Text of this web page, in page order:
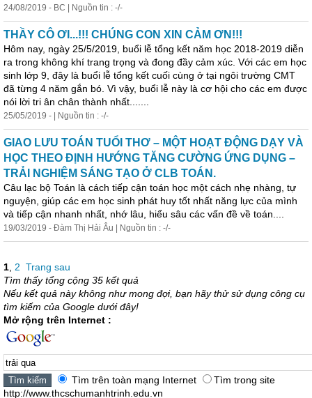
24/08/2019 - BC | Nguồn tin : -/-
THẦY CÔ ƠI...!!! CHÚNG CON XIN CẢM ƠN!!!
Hôm nay, ngày 25/5/2019, buổi lễ tổng kết năm học 2018-2019 diễn
ra trong không khí trang trọng và đong đầy cảm xúc. Với các em học
sinh lớp 9, đây là buổi lễ tổng kết cuối cùng ở tại ngôi trường CMT
đã từng 4 năm gắn bó. Vì vậy, buổi lễ này là cơ hội cho các em được
nói lời tri ân chân thành nhất.......
25/05/2019 - | Nguồn tin : -/-
GIAO LƯU TOÁN TUỔI THƠ – MỘT HOẠT ĐỘNG DẠY VÀ
HỌC THEO ĐỊNH HƯỚNG TĂNG CƯỜNG ỨNG DỤNG –
TRẢI NGHIỆM SÁNG TẠO Ở CLB TOÁN.
Câu lạc bộ Toán là cách tiếp cận toán học một cách nhẹ nhàng, tự
nguyện, giúp các em học sinh phát huy tốt nhất năng lực của mình
và tiếp cận nhanh nhất, nhớ lâu, hiểu sâu các vấn đề về toán....
19/03/2019 - Đàm Thị Hải Âu | Nguồn tin : -/-
1 2 Trang sau
Tìm thấy tổng cộng 35 kết quả
Nếu kết quả này không như mong đợi, bạn hãy thử sử dụng công cụ
tìm kiếm của Google dưới đây!
Mở rộng trên Internet :
Tìm trên toàn mạng Internet
Tìm trong site
http://www.thcschumanhtrinh.edu.vn